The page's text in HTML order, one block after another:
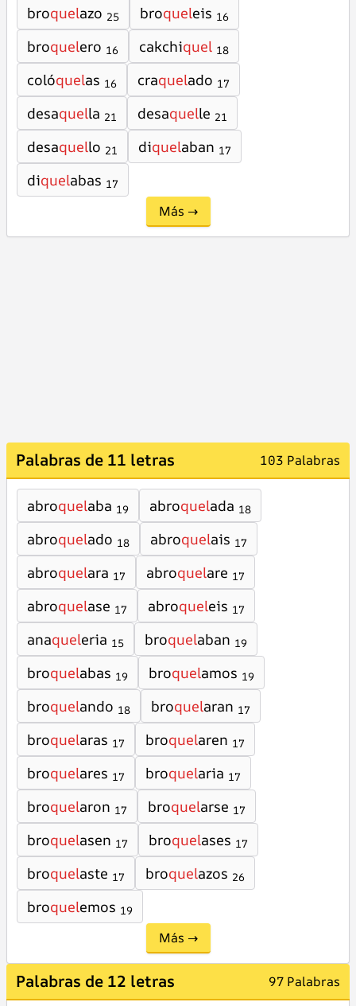
broquelazo 25 broqueleis 16
broquelero 16 cakchiquel 18
colóquelas 16 craquelado 17
desaquella 21 desaquelle 21
desaquello 21 diquelaban 17
diquelabas 17
Más →
Palabras de 11 letras 103 Palabras
abroquelaba 19 abroquelada 18
abroquelado 18 abroquelais 17
abroquelara 17 abroquelare 17
abroquelase 17 abroqueleis 17
anaqueleria 15 broquelaban 19
broquelabas 19 broquelamos 19
broquelando 18 broquelaran 17
broquelaras 17 broquelaren 17
broquelares 17 broquelaria 17
broquelaron 17 broquelarse 17
broquelasen 17 broquelases 17
broquelaste 17 broquelazos 26
broquelemos 19
Más →
Palabras de 12 letras 97 Palabras